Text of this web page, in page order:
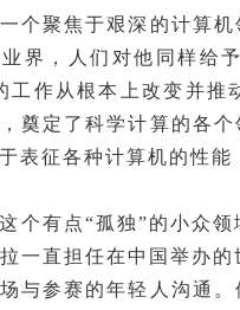
个聚焦于艰深的计算
界，人们对他同样给
工作从根本上改变并
奠定了科学计算的各
表征各种计算机的性
个有点“孤独”的小众
一直担任在中国举办
与参赛的年轻人沟通